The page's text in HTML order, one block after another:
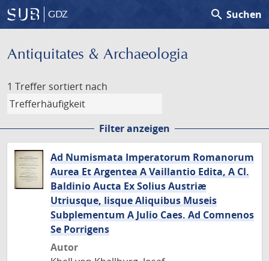
GDZ search Suchen
Antiquitates & Archaeologia
1 Treffer sortiert nach
Filter anzeigen
Ad Numismata Imperatorum Romanorum
Aurea Et Argentea A Vaillantio Edita, A Cl.
Baldinio Aucta Ex Solius Austriæ
Utriusque, Iisque Aliquibus Museis
Subplementum A Julio Caes. Ad Comnenos
Se Porrigens
Autor